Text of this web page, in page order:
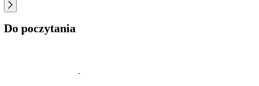
Do poczytania